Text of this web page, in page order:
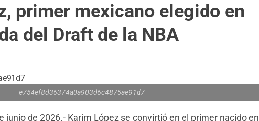
primer mexicano elegido en
del Draft de la NBA
e754ef8d36374a0a903d6c4875ae91d7
junio de 2026.- Karim López se convirtió en el primer nacido en